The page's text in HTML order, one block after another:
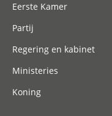
Eerste Kamer
Partij
Regering en kabinet
Ministeries
Koning